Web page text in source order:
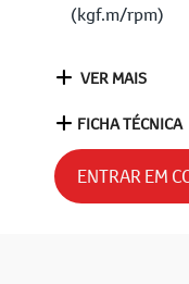
(kgf.m/rpm)
VER MAIS
FICHA TÉCNICA
ENTRAR EM